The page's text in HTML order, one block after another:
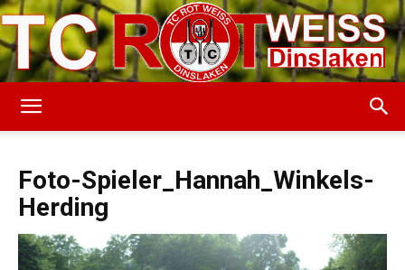
Foto-Spieler_Hannah_Winkels-
Herding